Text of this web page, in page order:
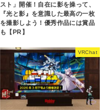
スト」開催！自在に影を操って、
『光と影』を意識した最高の一枚
を撮影しよう！優秀作品には賞品
も【PR】
VRChat